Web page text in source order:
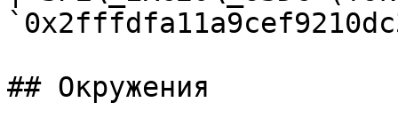
## Окружения